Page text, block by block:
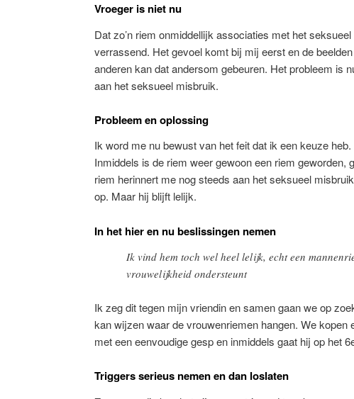
Vroeger is niet nu
Dat zo’n riem onmiddellijk associaties met het
verrassend. Het gevoel komt bij mij eerst en de
anderen kan dat andersom gebeuren. Het probleem is
aan het seksueel misbruik.
Probleem en oplossing
Ik word me nu bewust van het feit dat ik een keuze
Inmiddels is de riem weer gewoon een riem geworden,
riem herinnert me nog steeds aan het seksueel
op. Maar hij blijft lelijk.
In het hier en nu beslissingen nemen
Ik vind hem toch wel heel lelijk, echt een
vrouwelijkheid ondersteunt
Ik zeg dit tegen mijn vriendin en samen gaan we op
kan wijzen waar de vrouwenriemen hangen. We kopen
met een eenvoudige gesp en inmiddels gaat hij op het
Triggers serieus nemen en dan loslaten